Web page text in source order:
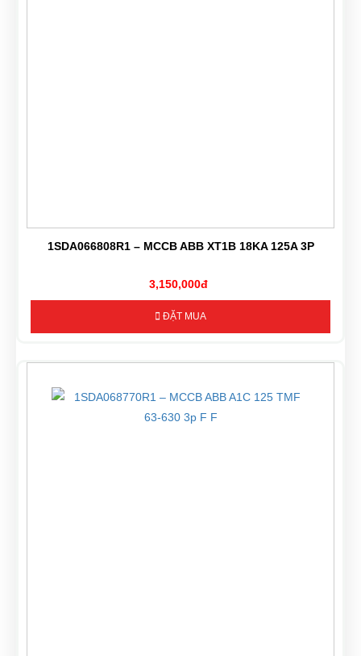
1SDA066808R1 – MCCB ABB XT1B 18KA 125A 3P
3,150,000đ
ĐẶT MUA